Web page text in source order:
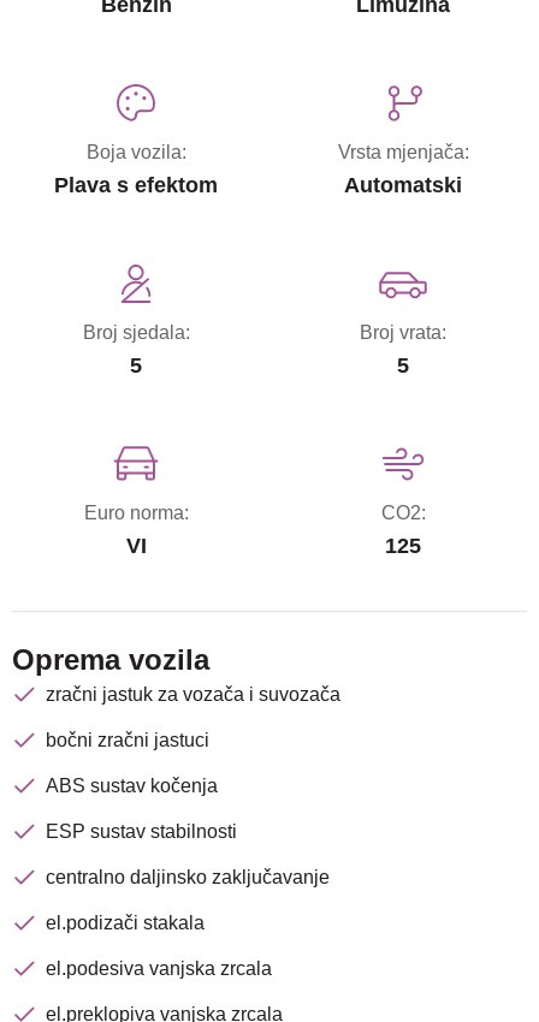
Boja vozila:
Plava s efektom
Vrsta mjenjača:
Automatski
Broj sjedala:
5
Broj vrata:
5
Euro norma:
VI
CO2:
125
Oprema vozila
zračni jastuk za vozača i suvozača
bočni zračni jastuci
ABS sustav kočenja
ESP sustav stabilnosti
centralno daljinsko zaključavanje
el.podizači stakala
el.podesiva vanjska zrcala
el.preklopiva vanjska zrcala
avenija 102, Resnik